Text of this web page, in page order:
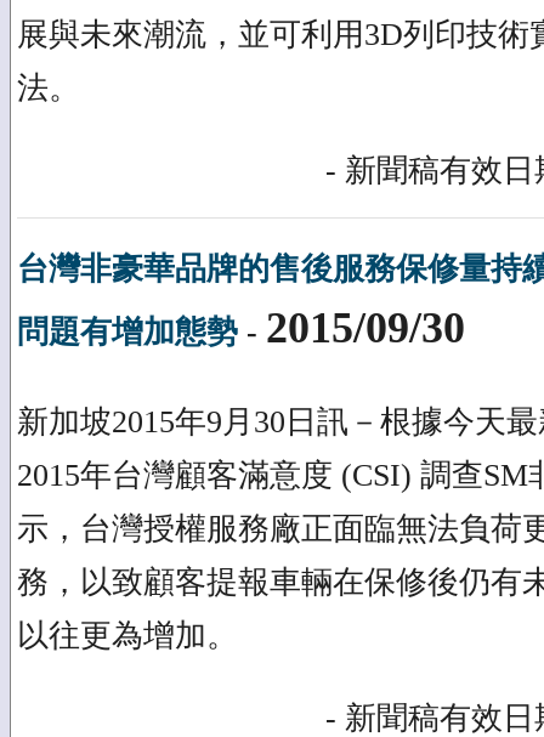
展與未來潮流，並可利用3D列印技術
法。
- 新聞稿有效日
台灣非豪華品牌的售後服務保修量持
問題有增加態勢 - 2015/09/30
新加坡2015年9月30日訊－根據今天
2015年台灣顧客滿意度 (CSI) 調查
示，台灣授權服務廠正面臨無法負荷
務，以致顧客提報車輛在保修後仍有
以往更為增加。
- 新聞稿有效日